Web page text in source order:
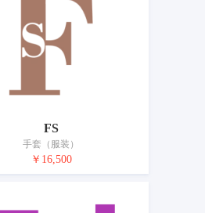
FS
手套（服装）
￥16,500